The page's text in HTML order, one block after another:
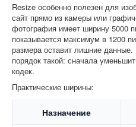
Resize особенно полезен для
сайт прямо из камеры или
фотография имеет ширину 5000
показывается максимум в 1200
размера оставит лишние
порядок такой: сначала
кодек.
Практические ширины:
Назначение